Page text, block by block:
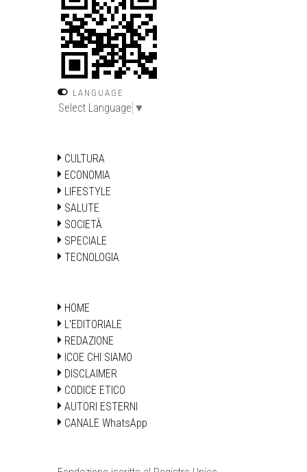
LANGUAGE
Select Language ▼
CULTURA
ECONOMIA
LIFESTYLE
SALUTE
SOCIETÀ
SPECIALE
TECNOLOGIA
HOME
L'EDITORIALE
REDAZIONE
ICOE CHI SIAMO
DISCLAIMER
CODICE ETICO
AUTORI ESTERNI
CANALE WhatsApp